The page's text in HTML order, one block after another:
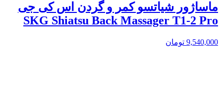
ماساژور شیاتسو کمر و گردن اس کی جی
SKG Shiatsu Back Massager T1-2 Pro
9,540,000 تومان